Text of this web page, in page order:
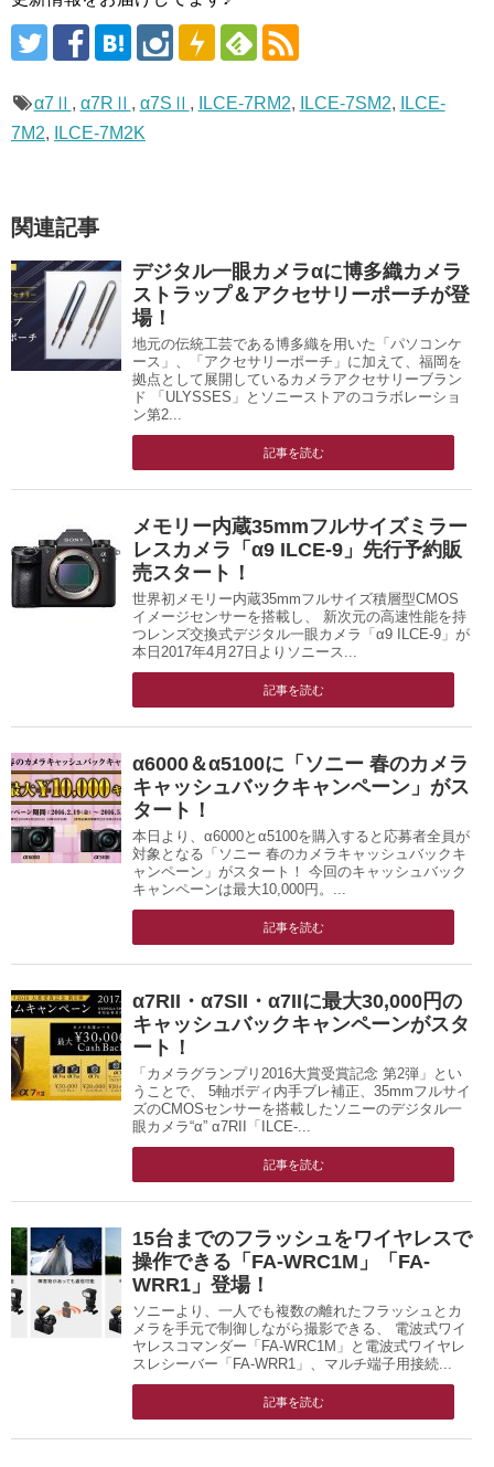
α7Ⅱ , α7RⅡ , α7SⅡ , ILCE-7RM2, ILCE-7SM2,
ILCE-
7M2, ILCE-7M2K
関連記事
デジタル一眼カメラαに博多織カメラ
ストラップ＆アクセサリーポーチが登
場！
地元の伝統工芸である博多織を用いた「パソコンケ
ース」、「アクセサリーポーチ」に加えて、福岡を
拠点として展開しているカメラアクセサリーブラン
ド 「ULYSSES」とソニーストアのコラボレーショ
ン第2...
記事を読む
メモリー内蔵35mmフルサイズミラー
レスカメラ「α9 ILCE-9」先行予約販
売スタート！
世界初メモリー内蔵35mmフルサイズ積層型CMOS
イメージセンサーを搭載し、 新次元の高速性能を持
つレンズ交換式デジタル一眼カメラ「α9 ILCE-9」が
本日2017年4月27日よりソニース...
記事を読む
α6000＆α5100に「ソニー 春のカメラ
キャッシュバックキャンペーン」がス
タート！
本日より、α6000とα5100を購入すると応募者全員が
対象となる「ソニー 春のカメラキャッシュバックキ
ャンペーン」がスタート！ 今回のキャッシュバック
キャンペーンは最大10,000円。...
記事を読む
α7RII・α7SII・α7IIに最大30,000円の
キャッシュバックキャンペーンがスタ
ート！
「カメラグランプリ2016大賞受賞記念 第2弾」とい
うことで、 5軸ボディ内手ブレ補正、35mmフルサイ
ズのCMOSセンサーを搭載したソニーのデジタル一
眼カメラ“α” α7RII「ILCE-...
記事を読む
15台までのフラッシュをワイヤレスで
操作できる「FA-WRC1M」「FA-
WRR1」登場！
ソニーより、一人でも複数の離れたフラッシュとカ
メラを手元で制御しながら撮影できる、 電波式ワイ
ヤレスコマンダー「FA-WRC1M」と電波式ワイヤレ
スレシーバー「FA-WRR1」、マルチ端子用接続...
記事を読む